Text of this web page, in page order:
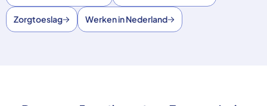
Zorgtoeslag Werken in Nederland